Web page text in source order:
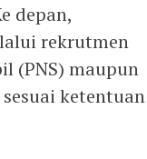
depan,
rekrutmen
(PNS) maupun
ketentuan